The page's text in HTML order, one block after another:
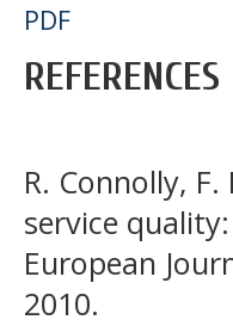
PDF
REFERENCES
R. Connolly,
service
European
2010.